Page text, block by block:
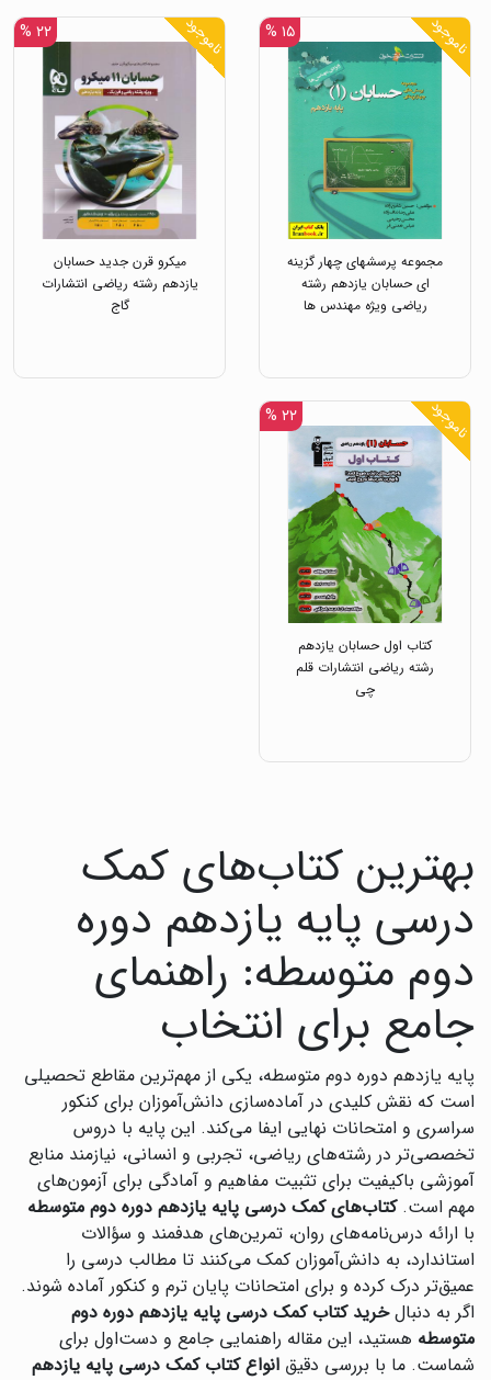
ناموجود ۱۵ %
مجموعه پرسشهای چهار گزینه
ای حسابان یازدهم رشته
ریاضی ویژه مهندس ها
ناموجود ۲۲ %
میکرو قرن جدید حسابان
یازدهم رشته ریاضی انتشارات
گاج
ناموجود ۲۲ %
کتاب اول حسابان یازدهم
رشته ریاضی انتشارات قلم
چی
بهترین کتاب‌های کمک
درسی پایه یازدهم دوره
دوم متوسطه: راهنمای
جامع برای انتخاب
پایه یازدهم دوره دوم متوسطه، یکی از مهم‌ترین مقاطع تحصیلی
است که نقش کلیدی در آماده‌سازی دانش‌آموزان برای کنکور
سراسری و امتحانات نهایی ایفا می‌کند. این پایه با دروس
تخصصی‌تر در رشته‌های ریاضی، تجربی و انسانی، نیازمند منابع
آموزشی باکیفیت برای تثبیت مفاهیم و آمادگی برای آزمون‌های
مهم است.کتاب‌های کمک درسی پایه یازدهم دوره دوم متوسطه
با ارائه درس‌نامه‌های روان، تمرین‌های هدفمند و سؤالات
استاندارد، به دانش‌آموزان کمک می‌کنند تا مطالب درسی را
عمیق‌تر درک کرده و برای امتحانات پایان ترم و کنکور آماده شوند.
اگر به دنبالخرید کتاب کمک درسی پایه یازدهم دوره دوم
متوسطه هستید، این مقاله راهنمایی جامع و دست‌اول برای
شماست. ما با بررسی دقیق انواع کتاب کمک درسی پایه یازدهم